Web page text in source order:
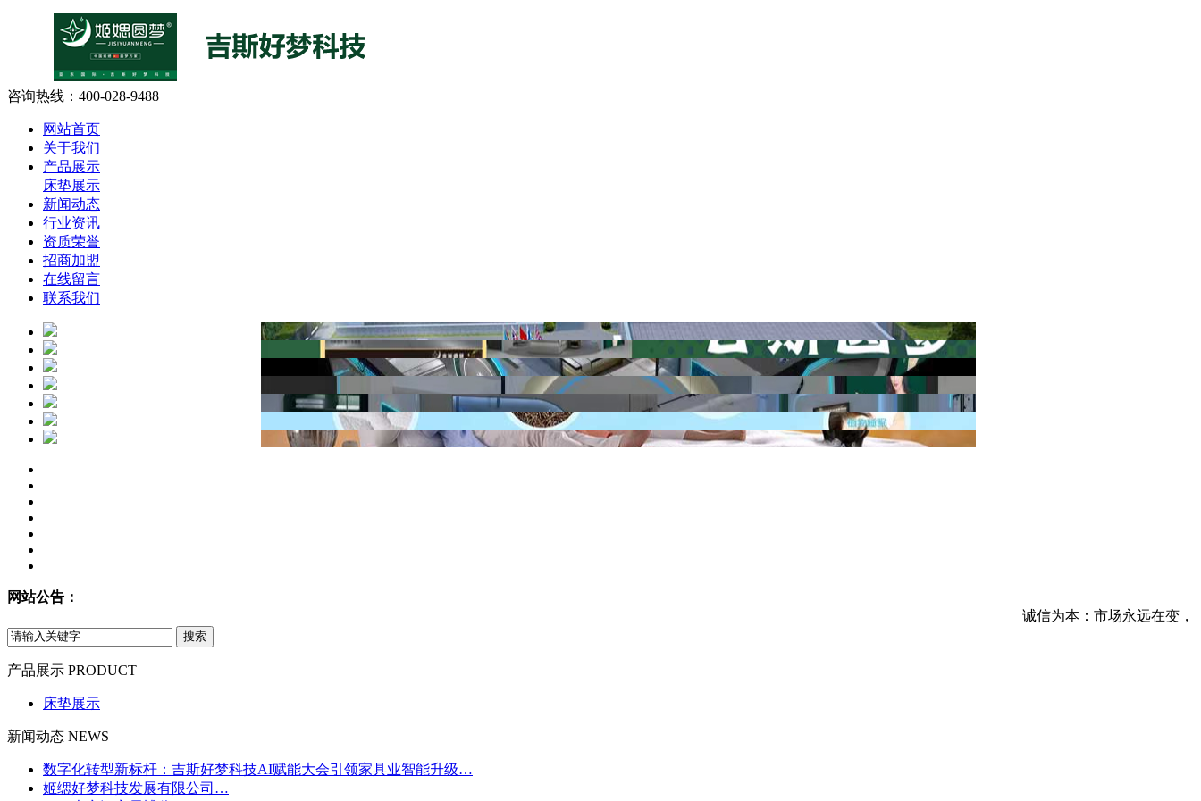
咨询热线： 400-028-9488
网站首页
关于我们
产品展示
床垫展示
新闻动态
行业资讯
资质荣誉
招商加盟
在线留言
联系我们
网站公告：
诚信为本：市场永远在变，诚
产品展示 PRODUCT
床垫展示
新闻动态 NEWS
数字化转型新标杆：吉斯好梦科技AI赋能大会引领家具业智能升级…
姬缌好梦科技发展有限公司…